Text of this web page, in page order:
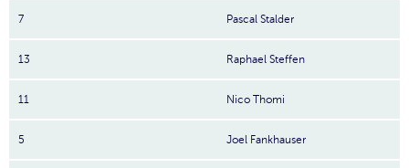
7 Pascal Stalder
13 Raphael Steffen
11 Nico Thomi
5 Joel Fankhauser